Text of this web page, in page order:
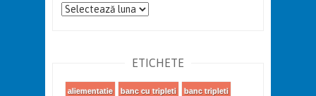
Arhiva
ETICHETE
aliementatie banc cu tripleti banc tripleti